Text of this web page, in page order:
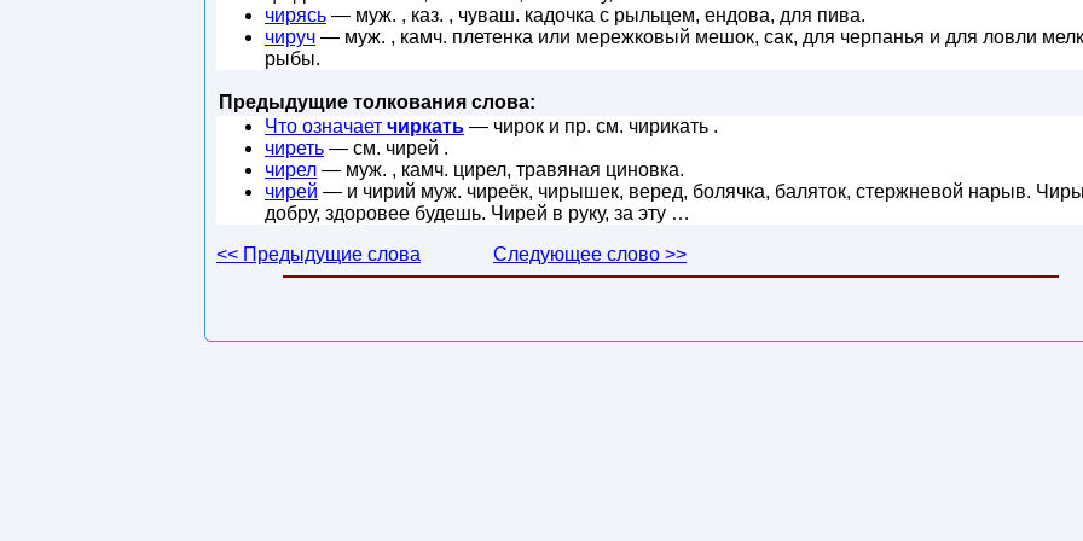
чирясь — муж. , каз. , чуваш. кадочка с рыльцем, ендова, для пива.
чируч — муж. , камч. плетенка или мережковый мешок, сак, для черпанья и для ловли
рыбы.
Предыдущие толкования слова:
Что означает чиркать — чирок и пр. см. чирикать .
чиреть — см. чирей .
чирел — муж. , камч. цирел, травяная циновка.
чирей — и чирий муж. чиреёк, чирышек, веред, болячка, баляток, стержневой нарыв.
добру, здоровее будешь. Чирей в руку, за эту …
<< Предыдущие слова
Следующее слово >>